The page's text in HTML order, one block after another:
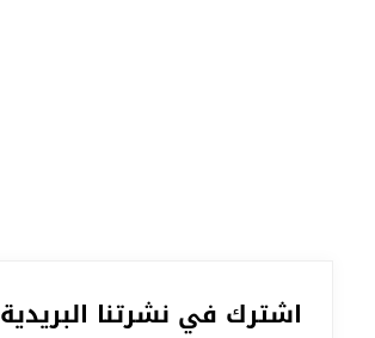
اشترك في نشرتنا البريدية